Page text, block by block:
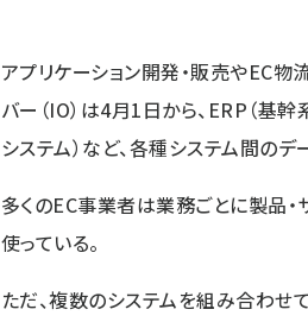
アプリケーション開発・販売やEC物
バー（IO）は4月1日から、ERP（基幹
システム）など、各種システム間の
多くのEC事業者は業務ごとに製品
使っている。
ただ、複数のシステムを組み合わせ